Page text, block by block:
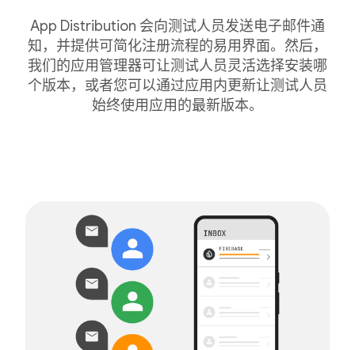
App Distribution 会向测试人员发送电子邮件通
知，并提供可简化注册流程的易用界面。然后，
我们的应用管理器可让测试人员灵活选择安装哪
个版本，或者您可以通过应用内更新让测试人员
始终使用应用的最新版本。